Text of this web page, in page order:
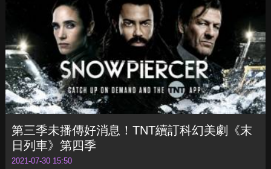
第三季未播傳好消息！TNT續訂科幻美劇《末
日列車》第四季
2021-07-30 15:50